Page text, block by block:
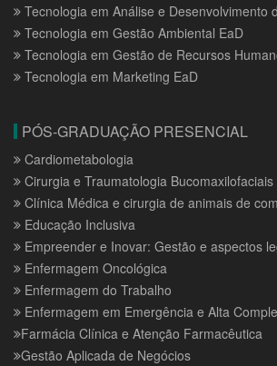
Tecnologia em Análise e Desenvolvimento
Tecnologia em Gestão Ambiental EaD
Tecnologia em Gestão de Recursos
Tecnologia em Marketing EaD
PÓS-GRADUAÇÃO PRESENCIAL
Cardiometabologia
Cirurgia e Traumatologia Bucomaxilofaciais
Clínica Médica e cirurgia de animais de
Educação Inclusiva
Empreender e Inovar: Gestão e aspectos
Enfermagem Oncológica
Enfermagem do Trabalho
Enfermagem em Emergência e Alta
Farmácia Clínica e Atenção Farmacêutica
Gestão Aplicada de Negócios